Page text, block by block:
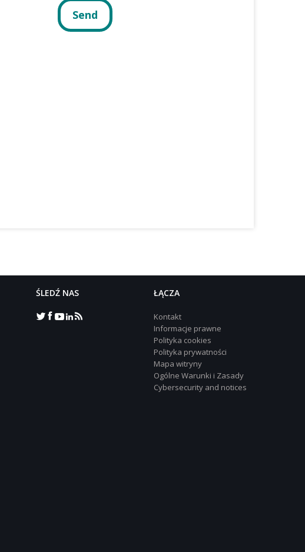
ŚLEDŹ NAS ‎ŁĄCZA
Kontakt
Informacje prawne
Polityka cookies
Polityka prywatności
Mapa witryny
Ogólne Warunki i Zasady
Cybersecurity and notices